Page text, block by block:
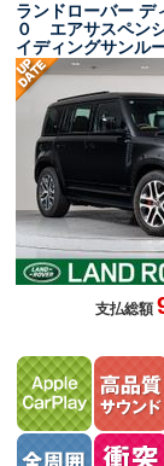
ランドローバー
０ エアサスペン
イディングサンル
ンド デジタルミ
ダプティブクルー
ドカメラ ＴＦＴ
プレイ
支払総額